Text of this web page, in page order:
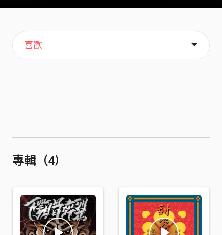
主頁
歌單
喜歡
關於
專輯（4）